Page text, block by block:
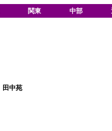
関東 中部
田中苑